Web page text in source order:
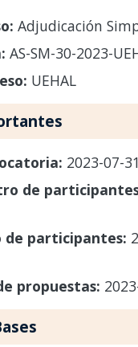
Adjudicación
AS-SM-30-2023-
UEHAL
2023-07-
de
de participantes:
propuestas: